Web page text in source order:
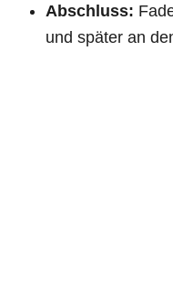
Abschluss:
und später an